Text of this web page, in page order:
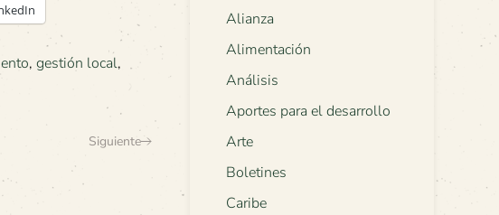
, gestión local,
Siguiente
Alianza
Alimentación
Análisis
Aportes para el desarrollo
Arte
Boletines
Caribe